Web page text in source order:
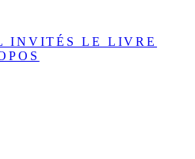
INVITÉSLE LIVRE